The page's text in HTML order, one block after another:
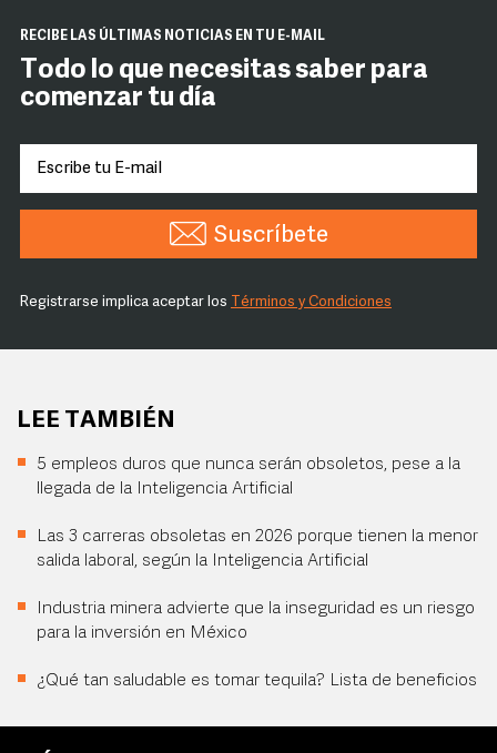
RECIBE LAS ÚLTIMAS NOTICIAS EN TU E-MAIL
Todo lo que necesitas saber para
comenzar tu día
Suscríbete
Registrarse implica aceptar los Términos y Condiciones
LEE TAMBIÉN
5 empleos duros que nunca serán obsoletos, pese a la
llegada de la Inteligencia Artificial
Las 3 carreras obsoletas en 2026 porque tienen la menor
salida laboral, según la Inteligencia Artificial
Industria minera advierte que la inseguridad es un riesgo
para la inversión en México
¿Qué tan saludable es tomar tequila? Lista de beneficios